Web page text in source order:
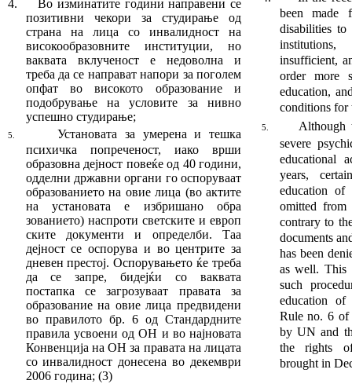
4.
Во изминатите години направени се
по­зитивни чекори за студирање од
страна на лица со инвалидност на
високообразовните институции, но
ваквата вклученост е недоволна и
треба да се направат напори за поголем
опфат во високото образование и
подобрување на условите за нивно
успешно студирање;­­­­­­­­­­­
5.
Установата за умерена и тешка
психичка попреченост, иако врши
образовна дејност повеќе од 40 години,
одделни државни органи го оспоруваат
образованието на овие лица (во актите
на установата е избришано обра
зованието) наспроти светските и европ
ските документи и определби. Таа
дејност се оспорува и во центрите за
дневен престој. Оспорувањето ќе треба
да се запре, бидејќи со ваквата
постапка се загрозуваат правата за
образование на овие лица предвидени
во правилото бр. 6 од Стандардните
правила ус­воени од ОН и во најновата
Конвенција на ОН за правата на лицата
со инвалидност донесена во декември
2006 година; (3)
been made
disabilities to
insufficient,
order more
education,
conditions for
5.
Although
severe
educational
years,
education of
omitted
contrary to
documents
has been
as well. This
such
educa­tion of
Rule no. 6 of
by UN and
the rights
brought in